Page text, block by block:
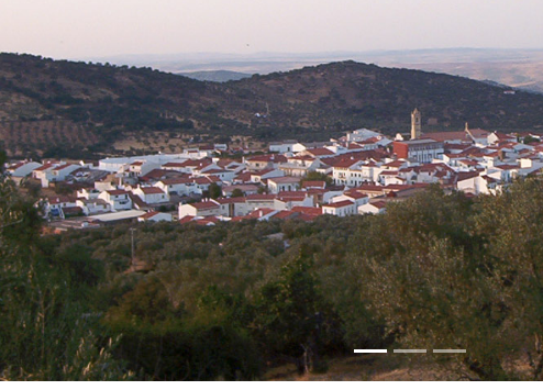
CABEZA LA VACA:
PUEBLO MÁGICO DE
ESPAÑA
Más Información